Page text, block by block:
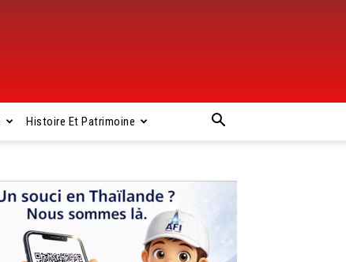
Histoire Et Patrimoine